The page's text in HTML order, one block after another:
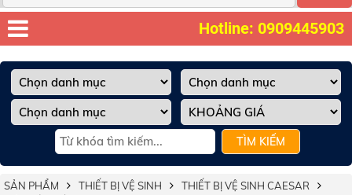
Hotline: 0909445903
TÌM KIẾM
SẢN PHẨM THIẾT BỊ VỆ SINH
THIẾT BỊ VỆ SINH CAESAR